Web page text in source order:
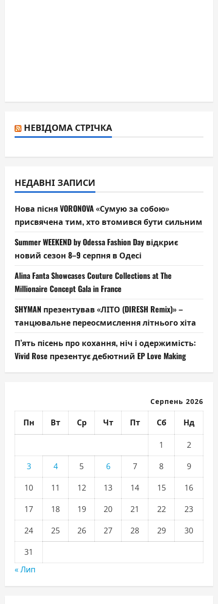
НЕВІДОМА СТРІЧКА
НЕДАВНІ ЗАПИСИ
Нова пісня VORONOVA «Сумую за собою»
присвячена тим, хто втомився бути сильним
Summer WEEKEND by Odessa Fashion Day відкриє
новий сезон 8–9 серпня в Одесі
Alina Fanta Showcases Couture Collections at The
Millionaire Concept Gala in France
SHYMAN презентував «ЛІТО (DIRESH Remix)» –
танцювальне переосмислення літнього хіта
П’ять пісень про кохання, ніч і одержимість:
Vivid Rose презентує дебютний EP Love Making
Серпень 2026
Пн Вт Ср Чт Пт Сб Нд
1
2
3
4 5 6 7 8
9
10
11 12 13 14 15
16
17
18 19 20 21 22
23
24
25 26 27 28 29
30
31
« Лип